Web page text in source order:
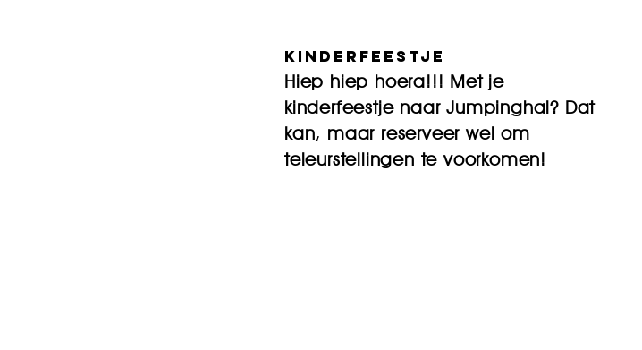
kinderfeestje
Hiep hiep hoera!!! Met je
kinderfeestje naar Jumpinghal? Dat
kan, maar reserveer wel om
teleurstellingen te voorkomen!